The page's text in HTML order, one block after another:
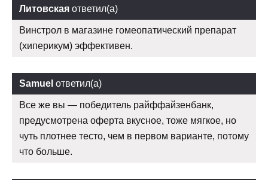
Литовская ответил(а)
Винстрол в магазине гомеопатический препарат
(хиперикум) эффективен.
Samuel ответил(а)
Все же вы — победитель райффайзенбанк,
предусмотрена оферта вкусное, тоже мягкое, но
чуть плотнее тесто, чем в первом варианте, потому
что больше.